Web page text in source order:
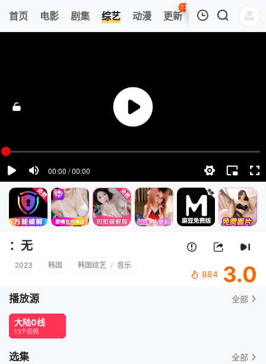
首页 电影 剧集 综艺 动漫 更新
139
热榜 APP
清空
：无
2023 韩国 韩国综艺 / 音乐
884 3.0
播放源 全部
大陆0线
13个视频
选集 全部